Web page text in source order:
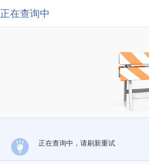
正在查询中
正在查询中，请刷新重试